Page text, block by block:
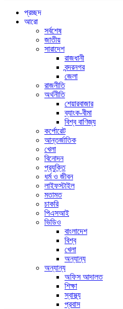
প্রচ্ছদ
আরো
সর্বশেষ
জাতীয়
সারাদেশ
রাজধানী
বন্দরনগর
জেলা
রাজনীতি
অর্থনীতি
শেয়ারবাজার
ব্যাংক-বীমা
বিশ্ব বাণিজ্য
কর্পোরেট
আন্তর্জাতিক
খেলা
বিনোদন
প্রযুক্তি
ধর্ম ও জীবন
লাইফস্টাইল
মতামত
চাকরি
পিএসআই
ভিডিও
বাংলাদেশ
বিশ্ব
খেলা
অন্যান্য
অন্যান্য
অফিস আদালত
শিক্ষা
স্বাস্থ্য
প্রবাস